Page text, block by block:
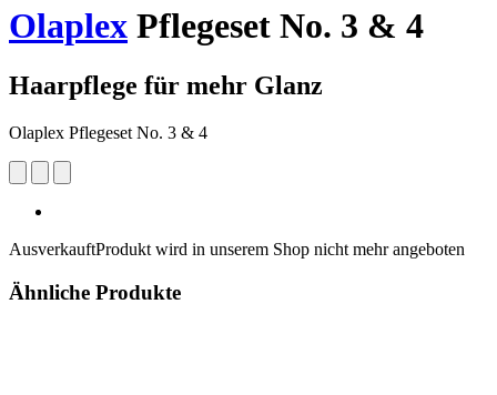
Olaplex Pflegeset No. 3 & 4
Haarpflege für mehr Glanz
Olaplex Pflegeset No. 3 & 4
AusverkauftProdukt wird in unserem Shop nicht mehr angeboten
Ähnliche Produkte